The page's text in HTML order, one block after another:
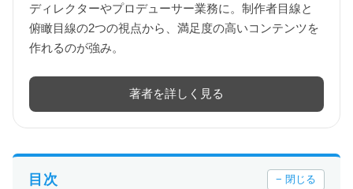
ディレクターやプロデューサー業務に。制作者目線と
俯瞰目線の2つの視点から、満足度の高いコンテンツを
作れるのが強み。
著者を詳しく見る
目次 − 閉じる